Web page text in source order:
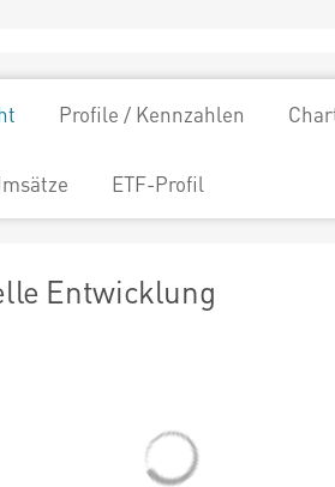
Profile / Kennzahlen
ETF-Profil
Entwicklung